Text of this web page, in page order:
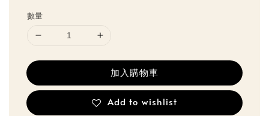
數量
加入購物車
Add to wishlist